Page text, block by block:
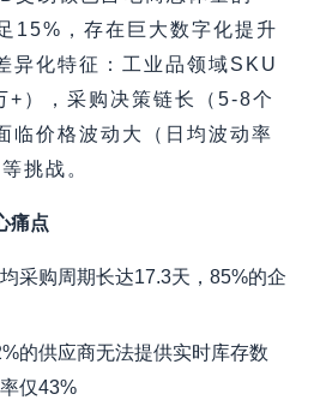
15%，存在巨大数字化提升
异化特征：工业品领域SKU
+），采购决策链长（5-8个
临价格波动大（日均波动率
挑战。
痛点
采购周期长达17.3天，85%的企
的供应商无法提供实时库存数
仅43%